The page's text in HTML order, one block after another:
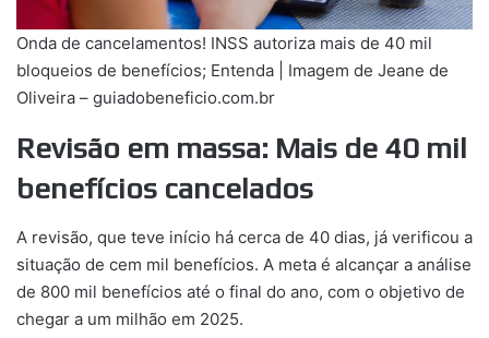
Onda de cancelamentos! INSS autoriza mais de 40 mil
bloqueios de benefícios; Entenda | Imagem de Jeane de
Oliveira – guiadobeneficio.com.br
Revisão em massa: Mais de 40 mil
benefícios cancelados
A revisão, que teve início há cerca de 40 dias, já verificou a
situação de cem mil benefícios. A meta é alcançar a análise
de 800 mil benefícios até o final do ano, com o objetivo de
chegar a um milhão em 2025.